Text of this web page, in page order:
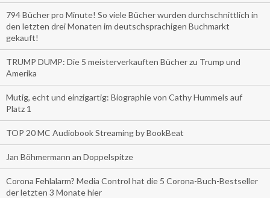
794 Bücher pro Minute! So viele Bücher wurden durchschnittlich in
den letzten drei Monaten im deutschsprachigen Buchmarkt
gekauft!
TRUMP DUMP: Die 5 meisterverkauften Bücher zu Trump und
Amerika
Mutig, echt und einzigartig: Biographie von Cathy Hummels auf
Platz 1
TOP 20 MC Audiobook Streaming by BookBeat
Jan Böhmermann an Doppelspitze
Corona Fehlalarm? Media Control hat die 5 Corona-Buch-Bestseller
der letzten 3 Monate hier